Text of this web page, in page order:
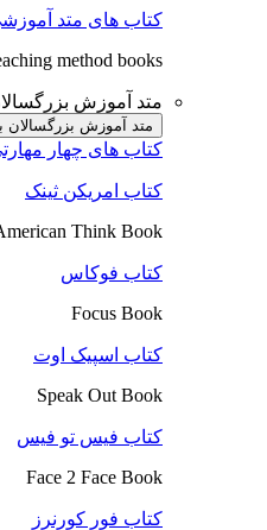
کتاب های متد
method books
متد آموزش
متد آموزش بزرگسالان
کتاب های چهار
کتاب امریکن ثینک
Think Book
کتاب فوکاس
Focus Book
کتاب اسپیک اوت
Speak Out Book
کتاب فیس تو فیس
Face 2 Face Book
کتاب فور کورنرز